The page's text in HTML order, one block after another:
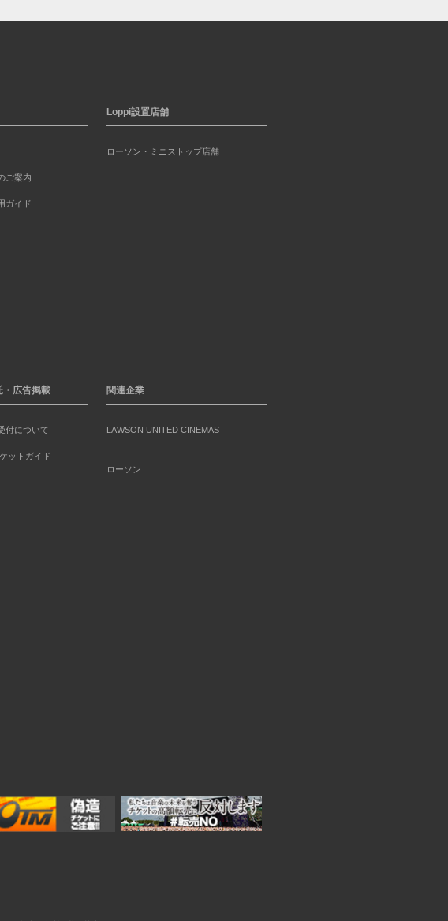
ご案内
ガイド
Loppi設置店舗
ローソン・ミニストップ店舗
・広告掲載
付について
ットガイド
関連企業
LAWSON UNITED CINEMAS
ローソン